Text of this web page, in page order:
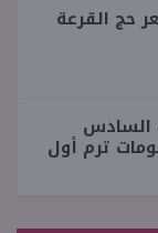
حج القرعة
السادس
ترم أول